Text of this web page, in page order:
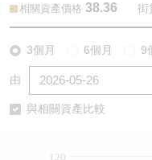
相關資產價格 38.36 街
3個月 6個月 9
由
與相關資產比較
120
認股證/牛熊證日誌
牛熊證到期結算價查詢
中資ETFs溢價比較